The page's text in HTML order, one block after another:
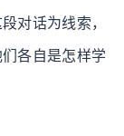
对话为线索，
各自是怎样学